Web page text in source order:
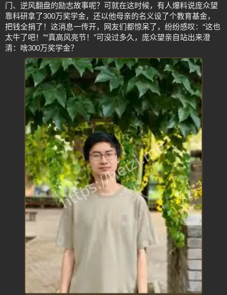
门、逆风翻盘的励志故事呢？可就在这时候，有人爆料说庞众望
靠科研拿了300万奖学金，还以他母亲的名义设了个教育基金，
把钱全捐了！这消息一传开，网友们都惊呆了，纷纷感叹：“这也
太牛了吧！”“真高风亮节！”可没过多久，庞众望亲自站出来澄
清：啥300万奖学金？